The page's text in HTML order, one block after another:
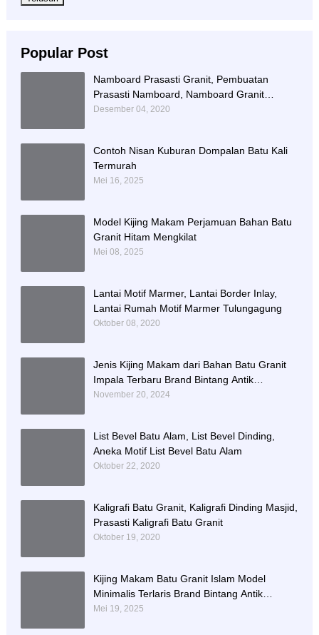
Popular Post
Namboard Prasasti Granit, Pembuatan
Prasasti Namboard, Namboard Granit
Tulungagung
Desember 04, 2020
Contoh Nisan Kuburan Dompalan Batu Kali
Termurah
Mei 16, 2025
Model Kijing Makam Perjamuan Bahan Batu
Granit Hitam Mengkilat
Mei 08, 2025
Lantai Motif Marmer, Lantai Border Inlay,
Lantai Rumah Motif Marmer Tulungagung
Oktober 08, 2020
Jenis Kijing Makam dari Bahan Batu Granit
Impala Terbaru Brand Bintang Antik
Sejahtera
November 20, 2024
List Bevel Batu Alam, List Bevel Dinding,
Aneka Motif List Bevel Batu Alam
Oktober 22, 2020
Kaligrafi Batu Granit, Kaligrafi Dinding Masjid,
Prasasti Kaligrafi Batu Granit
Oktober 19, 2020
Kijing Makam Batu Granit Islam Model
Minimalis Terlaris Brand Bintang Antik
Sejahtera
Mei 19, 2025